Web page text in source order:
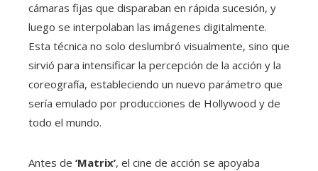
cámaras fijas que disparaban en rápida sucesión, y
luego se interpolaban las imágenes digitalmente.
Esta técnica no solo deslumbró visualmente, sino que
sirvió para intensificar la percepción de la acción y la
coreografía, estableciendo un nuevo parámetro que
sería emulado por producciones de Hollywood y de
todo el mundo.
Antes de ‘Matrix’, el cine de acción se apoyaba